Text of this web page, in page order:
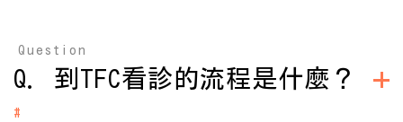
Question
Q. 到TFC看診的流程是什麼？
#